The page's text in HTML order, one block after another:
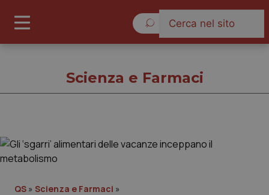
Scienza e Farmaci
QS » Scienza e Farmaci »